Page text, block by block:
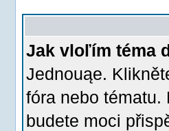
Jak vloľím téma
Jednouąe.
fóra nebo
budete moci